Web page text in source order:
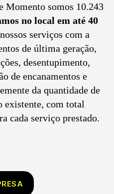
Momento somos 10.243
no local em até 40
serviços com a
de última geração,
desentupimento,
de encanamentos e
da quantidade de
existente, com total
cada serviço prestado.